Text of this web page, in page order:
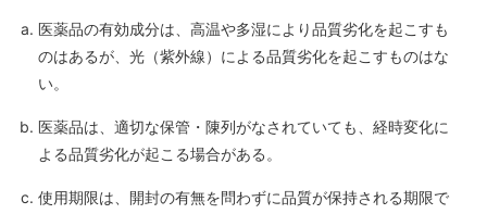
医薬品の有効成分は、高温や多湿により品質劣化を起こすも
のはあるが、光（紫外線）による品質劣化を起こすものはな
い。
医薬品は、適切な保管・陳列がなされていても、経時変化に
よる品質劣化が起こる場合がある。
使用期限は、開封の有無を問わずに品質が保持される期限で